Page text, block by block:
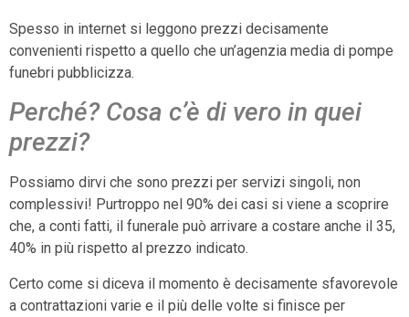
Spesso in internet si leggono prezzi decisamente
convenienti rispetto a quello che un’agenzia media di pompe
funebri pubblicizza.
Perché? Cosa c’è di vero in quei
prezzi?
Possiamo dirvi che sono prezzi per servizi singoli, non
complessivi! Purtroppo nel 90% dei casi si viene a scoprire
che, a conti fatti, il funerale può arrivare a costare anche il 35,
40% in più rispetto al prezzo indicato.
Certo come si diceva il momento è decisamente sfavorevole
a contrattazioni varie e il più delle volte si finisce per